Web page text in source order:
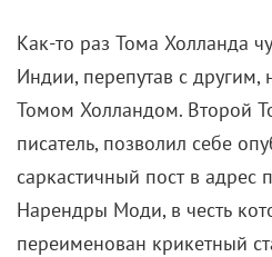
Как-то раз Тома Холланда
Индии, перепутав с
Томом Холландом. Второй
писатель, позволил себе
саркастичный пост в адрес
Нарендры Моди, в честь
переименован крикетный